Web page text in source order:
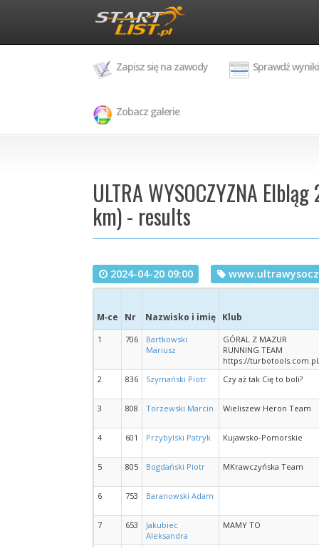
Zapisz się na zawody Sprawdź wyniki
Zobacz galerie
ULTRA WYSOCZYZNA
km) - results
2024-04-20 09:00
M‑ce Nr Nazwisko i imię Klub
1 706
Bartkowski
Mariusz
GÓRAL Z MAZUR
RUNNING TEAM
https://
2
836 Szymański Piotr Czy aż tak Cię to boli?
3 808 Torzewski Marcin Wieliszew Heron Team
4 601 Przybylski Patryk Kujawsko-Pomorskie
5 805 Bogdański Piotr MKrawczyńska Team
6 753 Baranowski Adam
7 653
Jakubiec
Aleksandra
MAMY TO